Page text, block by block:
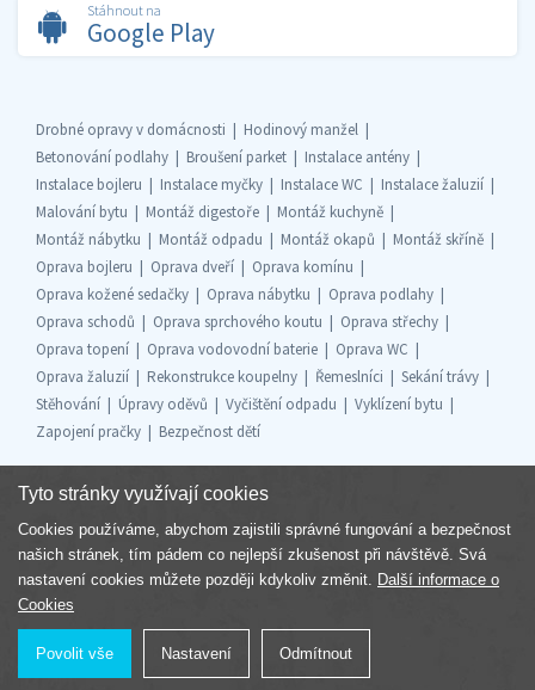
Stáhnout na
Google Play
Drobné opravy v domácnosti
Hodinový manžel
Betonování podlahy
Broušení parket
Instalace antény
Instalace bojleru
Instalace myčky Instalace WC
Instalace žaluzií
Malování bytu
Montáž digestoře
Montáž kuchyně
Montáž nábytku
Montáž odpadu Montáž okapů
Montáž skříně
Oprava bojleru
Oprava dveří
Oprava komínu
Oprava kožené sedačky
Oprava nábytku
Oprava podlahy
Oprava schodů
Oprava sprchového koutu
Oprava střechy
Oprava topení
Oprava vodovodní baterie
Oprava WC
Oprava žaluzií
Rekonstrukce koupelny Řemeslníci
Sekání trávy
Stěhování
Úpravy oděvů Vyčištění odpadu
Vyklízení bytu
Zapojení pračky
Bezpečnost dětí
Součást skupiny
Tyto stránky využívají cookies
Cookies používáme, abychom zajistili správné fungování a bezpečnost
našich stránek, tím pádem co nejlepší zkušenost při návštěvě. Svá
nastavení cookies můžete později kdykoliv změnit. Další informace o
Cookies
Povolit vše Nastavení Odmítnout